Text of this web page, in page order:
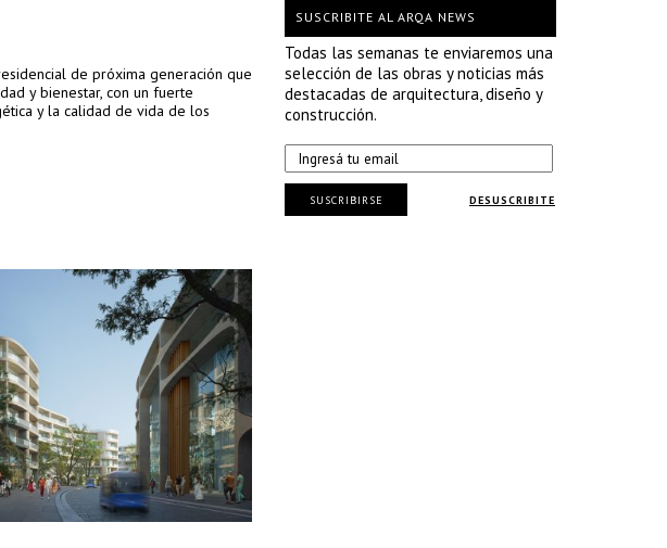
de próxima generación que
y bienestar, con un fuerte
y la calidad de vida de los
SUSCRIBITE AL ARQA NEWS
Todas las semanas te enviaremos una
selección de las obras y noticias más
destacadas de arquitectura, diseño y
construcción.
DESUSCRIBITE
SUSCRIBIRSE